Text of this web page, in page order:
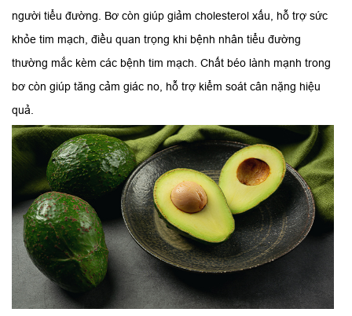
người tiểu đường. Bơ còn giúp giảm cholesterol xấu, hỗ trợ sức
khỏe tim mạch, điều quan trọng khi bệnh nhân tiểu đường
thường mắc kèm các bệnh tim mạch. Chất béo lành mạnh trong
bơ còn giúp tăng cảm giác no, hỗ trợ kiểm soát cân nặng hiệu
quả.